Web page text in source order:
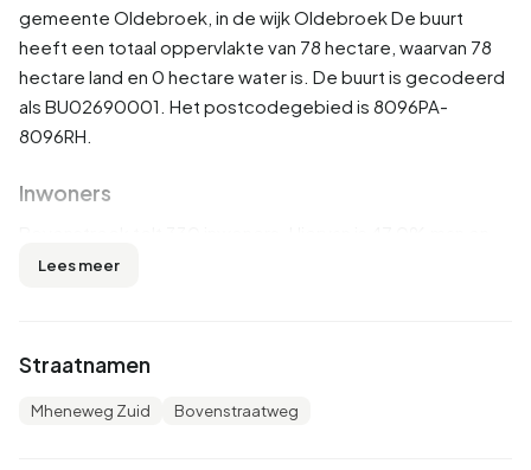
gemeente Oldebroek , in de wijkOldebroekDe buurt
heeft een totaal oppervlakte van 78 hectare, waarvan 78
hectare land en 0 hectare water is. De buurt is gecodeerd
als BU02690001. Het postcodegebied is 8096PA-
8096RH.
Inwoners
51,5% vrouw. De meeste inwoners zijn 45 tot 65 jaar
43,9% is ongehuwd, 50,0% is gehuwd, 3,0% is
gescheiden en 3,0% is verweduwd. 315 inwoners komen
Lees meer
Straatnamen
Mheneweg Zuid Bovenstraatweg